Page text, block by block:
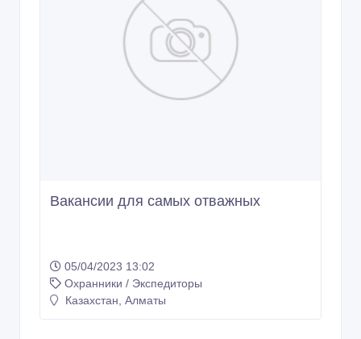
Вакансии для самых отважных
05/04/2023 13:02
Охранники / Экспедиторы
Казахстан, Алматы